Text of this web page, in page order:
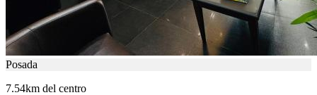
Posada
7.54km del centro